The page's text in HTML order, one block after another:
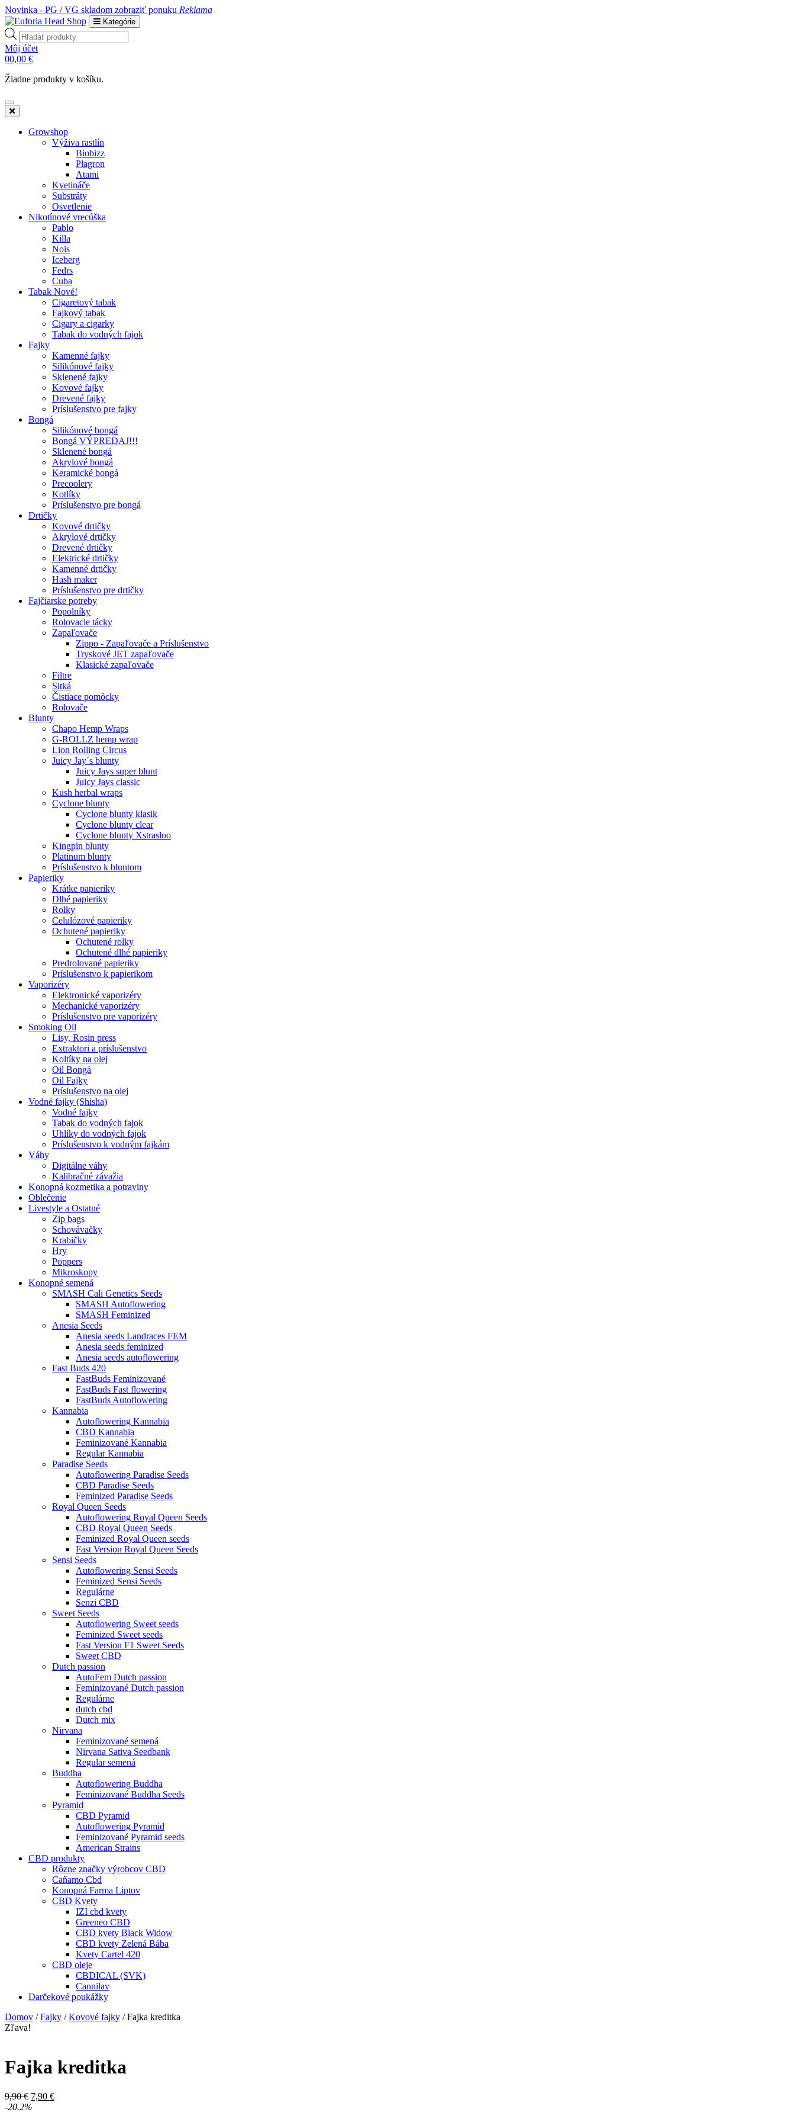
Novinka - PG / VG skladom zobraziť ponuku Reklama
Kategórie
Products
search
Môj účet
00,00 €
Žiadne produkty v košíku.
Growshop
Výživa rastlín
Biobizz
Plagron
Atami
Kvetináče
Substráty
Osvetlenie
Nikotínové vrecúška
Pablo
Killa
Nois
Iceberg
Fedrs
Cuba
Tabak Nové!
Cigaretový tabak
Fajkový tabak
Cigary a cigarky
Tabak do vodných fajok
Fajky
Kamenné fajky
Silikónové fajky
Sklenené fajky
Kovové fajky
Drevené fajky
Príslušenstvo pre fajky
Bongá
Silikónové bongá
Bongá VÝPREDAJ!!!
Sklenené bongá
Akrylové bongá
Keramické bongá
Precoolery
Kotlíky
Príslušenstvo pre bongá
Drtičky
Kovové drtičky
Akrylové drtičky
Drevené drtičky
Elektrické drtičky
Kamenné drtičky
Hash maker
Príslušenstvo pre drtičky
Fajčiarske potreby
Popolníky
Rolovacie tácky
Zapaľovače
Zippo - Zapaľovače a Príslušenstvo
Tryskové JET zapaľovače
Klasické zapaľovače
Filtre
Sitká
Čistiace pomôcky
Rolovače
Blunty
Chapo Hemp Wraps
G-ROLLZ hemp wrap
Lion Rolling Circus
Juicy Jay´s blunty
Juicy Jays super blunt
Juicy Jays classic
Kush herbal wraps
Cyclone blunty
Cyclone blunty klasik
Cyclone blunty clear
Cyclone blunty Xstrasloo
Kingpin blunty
Platinum blunty
Príslušenstvo k bluntom
Papieriky
Krátke papieriky
Dlhé papieriky
Rolky
Celulózové papieriky
Ochutené papieriky
Ochutené rolky
Ochutené dlhé papieriky
Predrolované papieriky
Príslušenstvo k papierikom
Vaporizéry
Elektronické vaporizéry
Mechanické vaporizéry
Príslušenstvo pre vaporizéry
Smoking Oil
Lisy, Rosin press
Extraktori a príslušenstvo
Koltíky na olej
Oil Bongá
Oil Fajky
Príslušenstvo na olej
Vodné fajky (Shisha)
Vodné fajky
Tabak do vodných fajok
Uhlíky do vodných fajok
Príslušenstvo k vodným fajkám
Váhy
Digitálne váhy
Kalibračné závažia
Konopná kozmetika a potraviny
Oblečenie
Livestyle a Ostatné
Zip bags
Schovávačky
Krabičky
Hry
Poppers
Mikroskopy
Konopné semená
SMASH Cali Genetics Seeds
SMASH Autoflowering
SMASH Feminized
Anesia Seeds
Anesia seeds Landraces FEM
Anesia seeds feminized
Anesia seeds autoflowering
Fast Buds 420
FastBuds Feminizované
FastBuds Fast flowering
FastBuds Autoflowering
Kannabia
Autoflowering Kannabia
CBD Kannabia
Feminizované Kannabia
Regular Kannabia
Paradise Seeds
Autoflowering Paradise Seeds
CBD Paradise Seeds
Feminized Paradise Seeds
Royal Queen Seeds
Autoflowering Royal Queen Seeds
CBD Royal Queen Seeds
Feminized Royal Queen seeds
Fast Version Royal Queen Seeds
Sensi Seeds
Autoflowering Sensi Seeds
Feminized Sensi Seeds
Regulárne
Senzi CBD
Sweet Seeds
Autoflowering Sweet seeds
Feminized Sweet seeds
Fast Version F1 Sweet Seeds
Sweet CBD
Dutch passion
AutoFem Dutch passion
Feminizované Dutch passion
Regulárne
dutch cbd
Dutch mix
Nirvana
Feminizované semená
Nirvana Sativa Seedbank
Regular semená
Buddha
Autoflowering Buddha
Feminizované Buddha Seeds
Pyramid
CBD Pyramid
Autoflowering Pyramid
Feminizované Pyramid seeds
American Strains
CBD produkty
Rôzne značky výrobcov CBD
Cañamo Cbd
Konopná Farma Liptov
CBD Kvety
IZI cbd kvety
Greeneo CBD
CBD kvety Black Widow
CBD kvety Zelená Bába
Kvety Cartel 420
CBD oleje
CBDICAL (SVK)
Cannilav
Darčekové poukážky
Domov /Fajky /Kovové fajky / Fajka kreditka
Zľava!
Fajka kreditka
9,90€ Pôvodná
cena
7,90 €Aktuálna
-20.2%